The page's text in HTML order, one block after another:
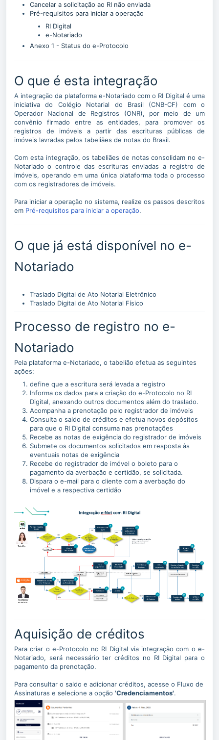
Cancelar a solicitação ao RI não enviada
Pré-requisitos para iniciar a operação
RI Digital
e-Notariado
Anexo 1 - Status do e-Protocolo
O que é esta integração
A integração da plataforma e-Notariado com o RI Digital é uma
iniciativa do Colégio Notarial do Brasil (CNB-CF) com o
Operador Nacional de Registros (ONR), por meio de um
convênio firmado entre as entidades, para promover os
registros de imóveis a partir das escrituras públicas de
imóveis lavradas pelos tabeliães de notas do Brasil.
Com esta integração, os tabeliães de notas consolidam no e-
Notariado o controle das escrituras enviadas a registro de
imóveis, operando em uma única plataforma toda o processo
com os registradores de imóveis.
Para iniciar a operação no sistema, realize os passos descritos
em Pré-requisitos para iniciar a operação.
O que já está disponível no e-
Notariado
Traslado Digital de Ato Notarial Eletrônico
Traslado Digital de Ato Notarial Físico
Processo de registro no e-
Notariado
Pela plataforma e-Notariado, o tabelião efetua as seguintes
ações:
define que a escritura será levada a registro
Informa os dados para a criação do e-Protocolo no RI
Digital, anexando outros documentos além do traslado.
Acompanha a prenotação pelo registrador de imóveis
Consulta o saldo de créditos e efetua novos depósitos
para que o RI Digital consuma nas prenotações
Recebe as notas de exigência do registrador de imóveis
Submete os documentos solicitados em resposta às
eventuais notas de exigência
Recebe do registrador de imóvel o boleto para o
pagamento da averbação e certidão, se solicitada.
Dispara o e-mail para o cliente com a averbação do
imóvel e a respectiva certidão
Aquisição de créditos
Para criar o e-Protocolo no RI Digital via integração com o e-
Notariado, será necessário ter créditos no RI Digital para o
pagamento da prenotação.
Para consultar o saldo e adicionar créditos, acesse o Fluxo de
Assinaturas e selecione a opção 'Credenciamentos'.